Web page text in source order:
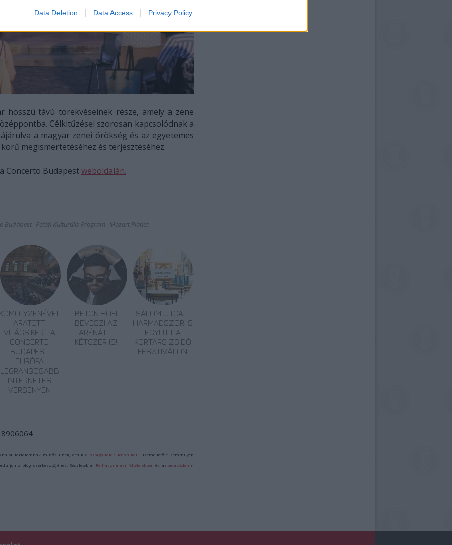
Data Deletion Data Access Privacy Policy
hosszú távú törekvéseinek része, amely a zene
Célkitűzései szorosan kapcsolódnak a
a magyar zenei örökség és az egyetemes
megismertetéséhez és terjesztéséhez.
Concerto Budapestweboldalán.
Budapest Petőfi Kulturális Program Mozart Planet
KOMOLYZENÉVEL
ARATOTT
VILÁGSIKERT A
CONCERTO
BUDAPEST
EURÓPA
LEGRANGOSABB
INTERNETES
VERSENYÉN
BETON.HOFI
BEVESZI AZ
ARÉNÁT –
KÉTSZER IS!
SÁLOM UTCA -
HARMADSZOR IS
EGYÜTT A
KORTÁRS ZSIDÓ
FESZTIVÁLON
tartalomnak minősülnek, értük a szolgáltatás technikai üzemeltetője semmilyen
a blog szerkesztőjéhez. Részletek a Felhasználási feltételekben és azadatvédelmi